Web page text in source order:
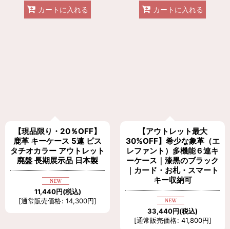
カートに入れる カートに入れる
【現品限り・20％OFF】
鹿革 キーケース 5連 ピス
タチオカラー アウトレット
廃盤 長期展示品 日本製
11,440円(税込)
[通常販売価格: 14,300円]
【アウトレット最大
30%OFF】希少な象革（エ
レファント）多機能６連キ
ーケース｜漆黒のブラック
｜カード・お札・スマート
キー収納可
33,440円(税込)
[通常販売価格: 41,800円]